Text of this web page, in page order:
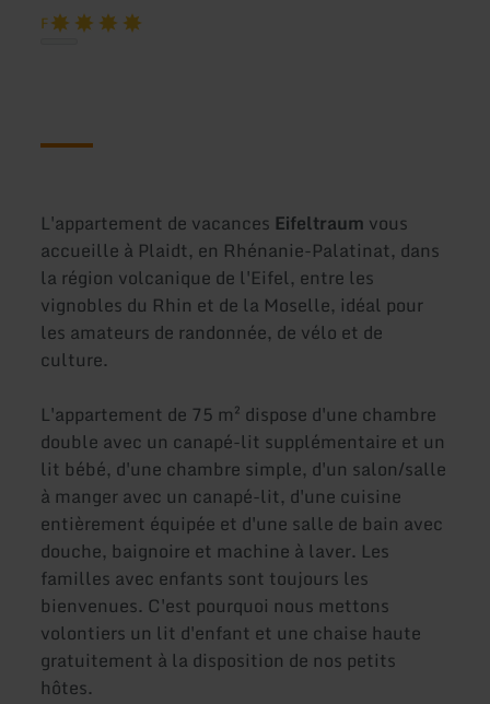
F
L'appartement de vacances Eifeltraum vous
accueille à Plaidt, en Rhénanie-Palatinat, dans
la région volcanique de l'Eifel, entre les
vignobles du Rhin et de la Moselle, idéal pour
les amateurs de randonnée, de vélo et de
culture.
L'appartement de 75 m² dispose d'une chambre
double avec un canapé-lit supplémentaire et un
lit bébé, d'une chambre simple, d'un salon/salle
à manger avec un canapé-lit, d'une cuisine
entièrement équipée et d'une salle de bain avec
douche, baignoire et machine à laver. Les
familles avec enfants sont toujours les
bienvenues. C'est pourquoi nous mettons
volontiers un lit d'enfant et une chaise haute
gratuitement à la disposition de nos petits
hôtes.